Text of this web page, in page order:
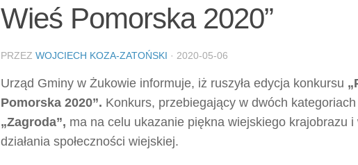
Wieś Pomorska 2020”
PRZEZ WOJCIECH KOZA-ZATOŃSKI · 2020-05-06
Urząd Gminy w Żukowie informuje, iż ruszyła edycja konkursu
Pomorska 2020”. Konkurs, przebiegający w dwóch kategoriach
„Zagroda”, ma na celu ukazanie piękna wiejskiego krajobrazu i
działania społeczności wiejskiej.